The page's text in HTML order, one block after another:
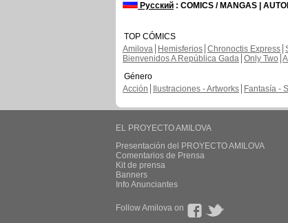
Русский : COMICS / MANGAS |
TOP CÓMICS
Amilova
Hemisferios Chronoctis Express
Bienvenidos A República Gada Only Two
Género
Acción
Ilustraciones - Artworks Fantasía -
EL PROYECTO AMILOVA
Presentación del PROYECTO AMILOVA
Comentarios de Prensa
Kit de prensa
Banners
Info Anunciantes
Follow Amilova on